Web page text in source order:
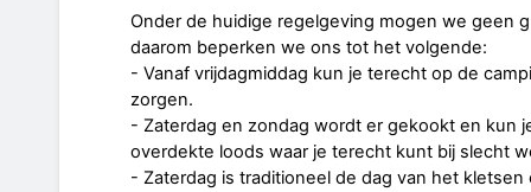
Onder de huidige regelgeving mogen we geen
daarom beperken we ons tot het volgende:
- Vanaf vrijdagmiddag kun je terecht op de
zorgen.
- Zaterdag en zondag wordt er gekookt en kun
overdekte loods waar je terecht kunt bij slecht
- Zaterdag is traditioneel de dag van het